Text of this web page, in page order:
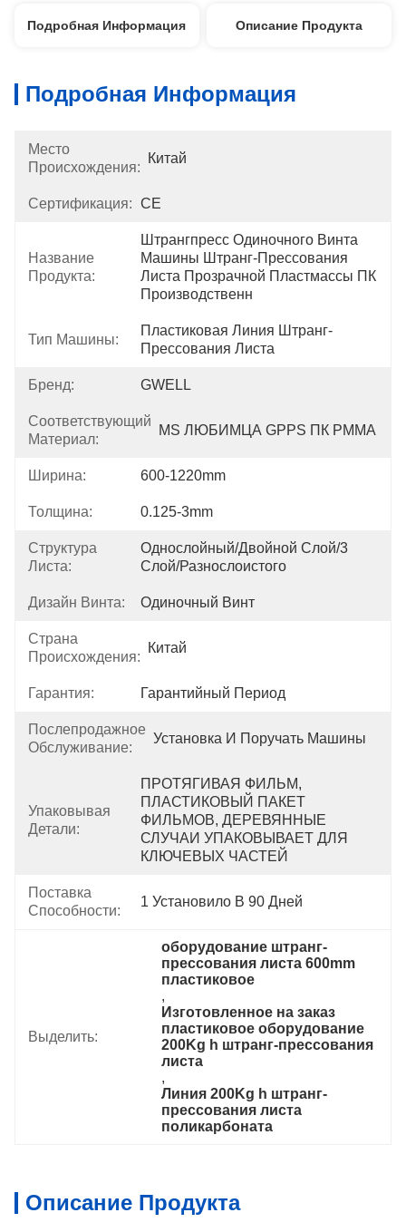
Подробная Информация Описание Продукта
Подробная Информация
Место
Происхождения:
Китай
Сертификация: CE
Название
Продукта:
Штрангпресс Одиночного Винта
Машины Штранг-Прессования
Листа Прозрачной Пластмассы ПК
Производственн
Тип Машины:
Пластиковая Линия Штранг-
Прессования Листа
Бренд: GWELL
Соответствующий
Материал:
MS ЛЮБИМЦА GPPS ПК PMMA
Ширина: 600-1220mm
Толщина: 0.125-3mm
Структура
Листа:
Однослойный/двойной Слой/3
Слой/разнослоистого
Дизайн Винта: Одиночный Винт
Страна
Происхождения:
Китай
Гарантия: Гарантийный Период
Послепродажное
Обслуживание:
Установка И Поручать Машины
Упаковывая
Детали:
ПРОТЯГИВАЯ ФИЛЬМ,
ПЛАСТИКОВЫЙ ПАКЕТ
ФИЛЬМОВ, ДЕРЕВЯННЫЕ
СЛУЧАИ УПАКОВЫВАЕТ ДЛЯ
КЛЮЧЕВЫХ ЧАСТЕЙ
Поставка
Способности:
1 Установило В 90 Дней
Выделить:
оборудование штранг-
прессования листа 600mm
пластиковое
,
Изготовленное на заказ
пластиковое оборудование
200Kg h штранг-прессования
листа
,
Линия 200Kg h штранг-
прессования листа
поликарбоната
Описание Продукта